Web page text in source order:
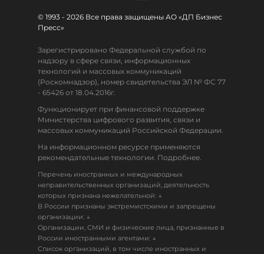
© 1993 - 2026 Все права защищены АО «ДП Бизнес
Пресс»
Зарегистрировано Федеральной службой по
надзору в сфере связи, информационных
технологий и массовых коммуникаций
(Роскомнадзор), номер свидетельства ЭЛ № ФС 77
- 65426 от 18.04.2016г.
Функционирует при финансовой поддержке
Министерства цифрового развития, связи и
массовых коммуникаций Российской Федерации.
На информационном ресурсе применяются
рекомендательные технологии. Подробнее.
Перечень иностранных и международных
неправительственных организаций, деятельность
которых признана нежелательной: ↓
В России признаны экстремистскими и запрещены
организации: ↓
Организации, СМИ и физические лица, признанные в
России иностранными агентами: ↓
Список организаций, в том числе иностранных и